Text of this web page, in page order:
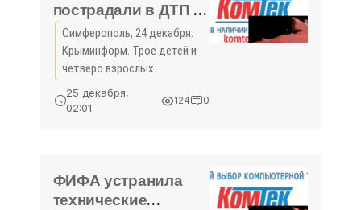
пострадали в ДТП в
Ленинском районе
Крыма - «Спорт
Крыма»
Симферополь, 24 декабря.
Крыминформ. Трое детей и
четверо взрослых
пострадали в результате
столкновения
Крыминформу сообщили в
25 декабря,
02:01
124 0
ФИФА устранила
технические